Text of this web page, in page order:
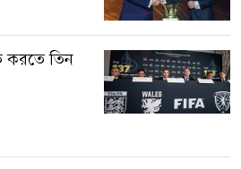
করতে তিন